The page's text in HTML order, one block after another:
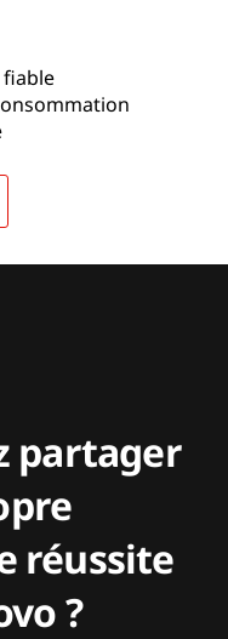
partager
réussite
?